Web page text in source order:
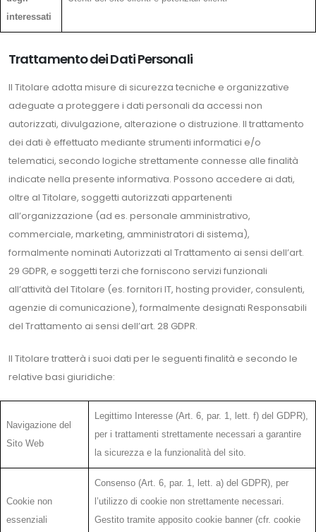
interessati
Trattamento dei Dati Personali
Il Titolare adotta misure di sicurezza tecniche e organizzative
adeguate a proteggere i dati personali da accessi non
autorizzati, divulgazione, alterazione o distruzione. Il trattamento
dei dati è effettuato mediante strumenti informatici e/o
telematici, secondo logiche strettamente connesse alle finalità
indicate nella presente informativa. Possono accedere ai dati,
oltre al Titolare, soggetti autorizzati appartenenti
all’organizzazione (ad es. personale amministrativo,
commerciale, marketing, amministratori di sistema),
formalmente nominati Autorizzati al Trattamento ai sensi dell’art.
29 GDPR, e soggetti terzi che forniscono servizi funzionali
all’attività del Titolare (es. fornitori IT, hosting provider, consulenti,
agenzie di comunicazione), formalmente designati Responsabili
del Trattamento ai sensi dell’art. 28 GDPR.
Il Titolare tratterà i suoi dati per le seguenti finalità e secondo le
relative basi giuridiche:
Navigazione del
Sito Web
Legittimo Interesse (Art. 6, par. 1, lett. f) del GDPR),
per i trattamenti strettamente necessari a garantire
la sicurezza e la funzionalità del sito.
Cookie non
essenziali
Consenso (Art. 6, par. 1, lett. a) del GDPR), per
l’utilizzo di cookie non strettamente necessari.
Gestito tramite apposito cookie banner (cfr. cookie